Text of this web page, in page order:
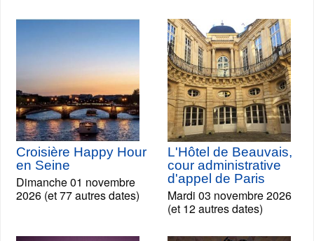
Croisière Happy Hour
en Seine
Dimanche 01 novembre
2026 (et 77 autres dates)
L'Hôtel de Beauvais,
cour administrative
d'appel de Paris
Mardi 03 novembre 2026
(et 12 autres dates)